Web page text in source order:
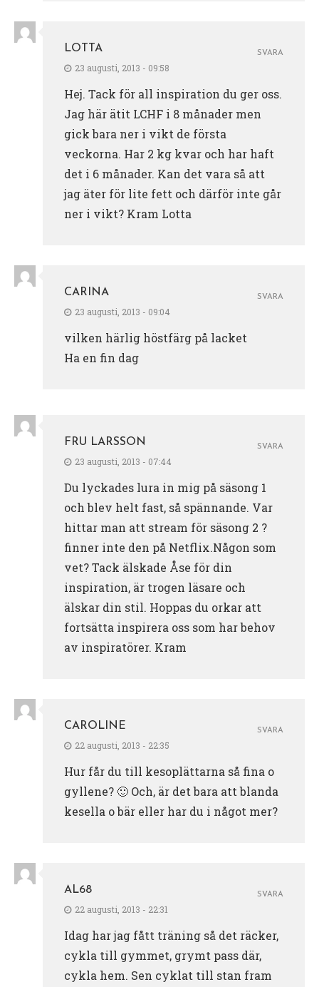
LOTTA
23 augusti, 2013 - 09:58
Hej. Tack för all inspiration du ger oss.
Jag här ätit LCHF i 8 månader men
gick bara ner i vikt de första
veckorna. Har 2 kg kvar och har haft
det i 6 månader. Kan det vara så att
jag äter för lite fett och därför inte går
ner i vikt? Kram Lotta
SVARA
CARINA
23 augusti, 2013 - 09:04
vilken härlig höstfärg på lacket
Ha en fin dag
SVARA
FRU LARSSON
23 augusti, 2013 - 07:44
Du lyckades lura in mig på säsong 1
och blev helt fast, så spännande. Var
hittar man att stream för säsong 2 ?
finner inte den på Netflix.Någon som
vet? Tack älskade Åse för din
inspiration, är trogen läsare och
älskar din stil. Hoppas du orkar att
fortsätta inspirera oss som har behov
av inspiratörer. Kram
SVARA
CAROLINE
22 augusti, 2013 - 22:35
Hur får du till kesoplättarna så fina o
gyllene? 🙂 Och, är det bara att blanda
kesella o bär eller har du i något mer?
SVARA
AL68
22 augusti, 2013 - 22:31
Idag har jag fått träning så det räcker,
cykla till gymmet, grymt pass där,
cykla hem. Sen cyklat till stan fram
SVARA